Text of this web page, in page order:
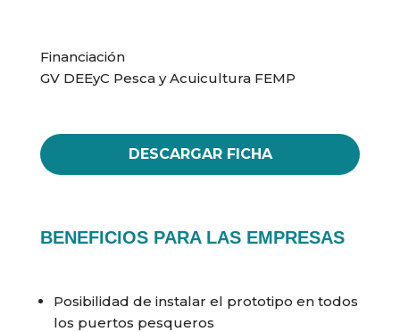
Financiación
GV DEEyC Pesca y Acuicultura FEMP
DESCARGAR FICHA
BENEFICIOS PARA LAS EMPRESAS
Posibilidad de instalar el prototipo en todos
los puertos pesqueros